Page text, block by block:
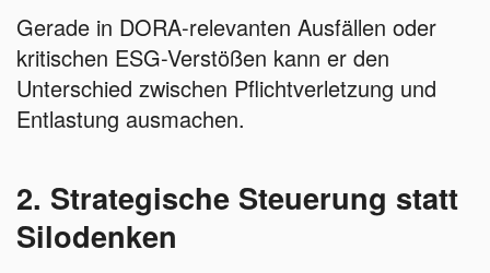
Gerade in DORA-relevanten Ausfällen oder
kritischen ESG-Verstößen kann er den
Unterschied zwischen Pflichtverletzung und
Entlastung ausmachen.
2. Strategische Steuerung statt
Silodenken